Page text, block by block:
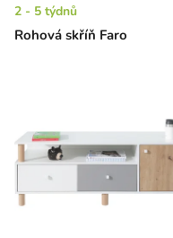
Rohová skříň Faro
2 - 5 týdnů